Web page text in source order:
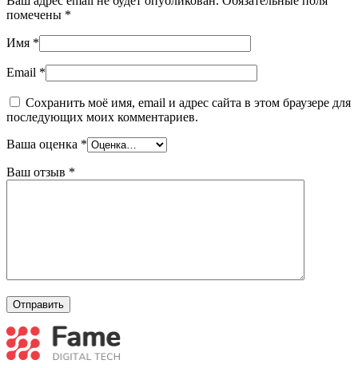
помечены *
Имя *
Email *
Сохранить моё имя, email и адрес сайта в этом браузере для
последующих моих комментариев.
Ваша оценка *
Ваш отзыв *